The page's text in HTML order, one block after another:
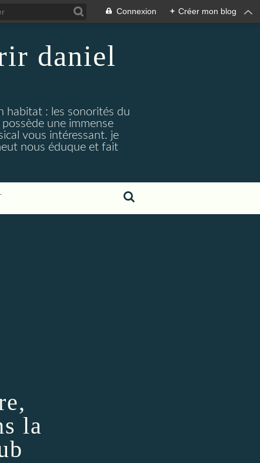
Connexion + Créer mon blog
daniel
habitat : les sonorités du
une immense
vous intéressant. je
nous éduque et fait
la